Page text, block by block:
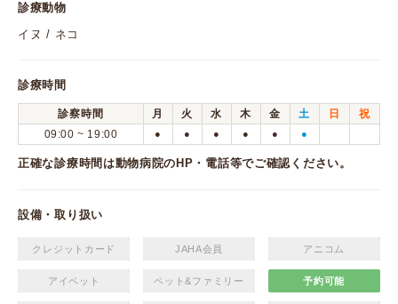
診療動物
イヌ / ネコ
診療時間
診察時間 月 火 水 木 金 土 日
祝
09:00 ~ 19:00
● ● ● ● ● ●
正確な診療時間は動物病院のHP・電話等でご確認ください。
設備・取り扱い
クレジットカード JAHA会員 アニコム
アイペット ペット&ファミリー 予約可能